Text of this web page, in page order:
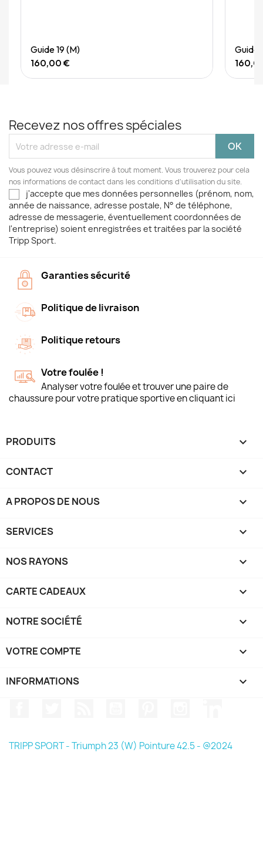
Guide 19 (M)
160,00 €
Guide
Recevez nos offres spéciales
Vous pouvez vous désinscrire à tout moment. Vous trouverez pour cela
nos informations de contact dans les conditions d'utilisation du site.
j'accepte que mes données personnelles (prénom, nom,
année de naissance, adresse postale, N° de téléphone,
adresse de messagerie, éventuellement coordonnées de
l'entreprise) soient enregistrées et traitées par la société
Tripp Sport.
Garanties sécurité
Politique de livraison
Politique retours
Votre foulée !
Analyser votre foulée et trouver une paire de
chaussure pour votre pratique sportive en cliquant ici
PRODUITS 
CONTACT 
A PROPOS DE NOUS 
SERVICES 
NOS RAYONS 
CARTE CADEAUX 
NOTRE SOCIÉTÉ 
VOTRE COMPTE 
INFORMATIONS keyboard_arrow_down
TRIPP SPORT - Triumph 23 (W) Pointure 42.5 - @2024